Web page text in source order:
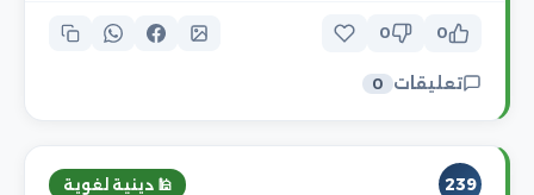
0
0
تعليقات 0
239 🕌 دينية لغوية